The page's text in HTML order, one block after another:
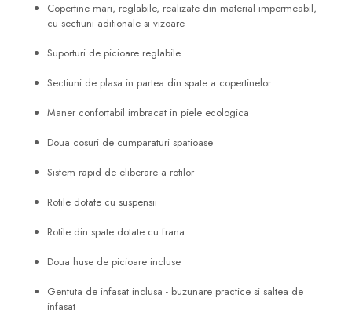
Copertine mari, reglabile, realizate din material impermeabil,
cu sectiuni aditionale si vizoare
Suporturi de picioare reglabile
Sectiuni de plasa in partea din spate a copertinelor
Maner confortabil imbracat in piele ecologica
Doua cosuri de cumparaturi spatioase
Sistem rapid de eliberare a rotilor
Rotile dotate cu suspensii
Rotile din spate dotate cu frana
Doua huse de picioare incluse
Gentuta de infasat inclusa - buzunare practice si saltea de
infasat